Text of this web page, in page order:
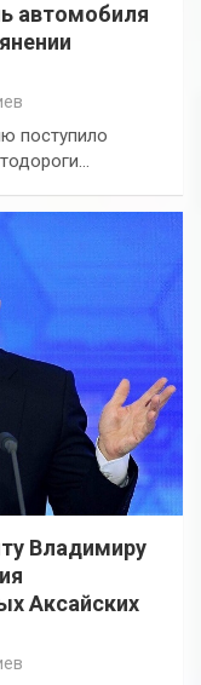
автомобиля
поступило
Владимиру
Аксайских